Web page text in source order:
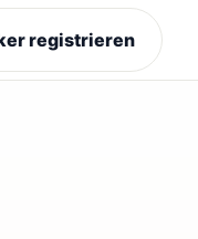
registrieren